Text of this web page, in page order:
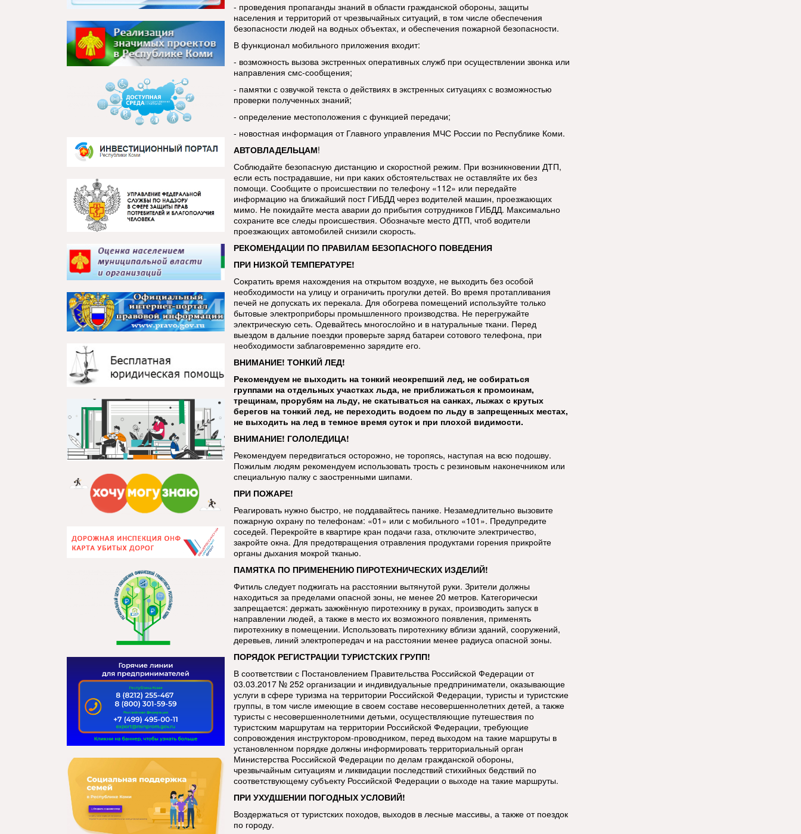
- проведения пропаганды знаний в области гражданской обороны, защиты
населения и территорий от чрезвычайных ситуаций, в том числе обеспечения
безопасности людей на водных объектах, и обеспечения пожарной безопасности.
В функционал мобильного приложения входит:
- возможность вызова экстренных оперативных служб при осуществлении звонка или
направления смс-сообщения;
- памятки с озвучкой текста о действиях в экстренных ситуациях с возможностью
проверки полученных знаний;
- определение местоположения с функцией передачи;
- новостная информация от Главного управления МЧС России по Республике Коми.
АВТОВЛАДЕЛЬЦАМ!
Соблюдайте безопасную дистанцию и скоростной режим. При возникновении ДТП,
если есть пострадавшие, ни при каких обстоятельствах не оставляйте их без
помощи. Сообщите о происшествии по телефону «112» или передайте
информацию на ближайший пост ГИБДД через водителей машин, проезжающих
мимо. Не покидайте места аварии до прибытия сотрудников ГИБДД. Максимально
сохраните все следы происшествия. Обозначьте место ДТП, чтоб водители
проезжающих автомобилей снизили скорость.
РЕКОМЕНДАЦИИ ПО ПРАВИЛАМ БЕЗОПАСНОГО ПОВЕДЕНИЯ
ПРИ НИЗКОЙ ТЕМПЕРАТУРЕ!
Сократить время нахождения на открытом воздухе, не выходить без особой
необходимости на улицу и ограничить прогулки детей. Во время протапливания
печей не допускать их перекала. Для обогрева помещений используйте только
бытовые электроприборы промышленного производства. Не перегружайте
электрическую сеть. Одевайтесь многослойно и в натуральные ткани. Перед
выездом в дальние поездки проверьте заряд батареи сотового телефона, при
необходимости заблаговременно зарядите его.
ВНИМАНИЕ! ТОНКИЙ ЛЕД!
Рекомендуем не выходить на тонкий неокрепший лед, не собираться
группами на отдельных участках льда, не приближаться к промоинам,
трещинам, прорубям на льду, не скатываться на санках, лыжах с крутых
берегов на тонкий лед, не переходить водоем по льду в запрещенных местах,
не выходить на лед в темное время суток и при плохой видимости.
ВНИМАНИЕ! ГОЛОЛЕДИЦА!
Рекомендуем передвигаться осторожно, не торопясь, наступая на всю подошву.
Пожилым людям рекомендуем использовать трость с резиновым наконечником или
специальную палку с заостренными шипами.
ПРИ ПОЖАРЕ!
Реагировать нужно быстро, не поддавайтесь панике. Незамедлительно вызовите
пожарную охрану по телефонам: «01» или с мобильного «101». Предупредите
соседей. Перекройте в квартире кран подачи газа, отключите электричество,
закройте окна. Для предотвращения отравления продуктами горения прикройте
органы дыхания мокрой тканью.
ПАМЯТКА ПО ПРИМЕНЕНИЮ ПИРОТЕХНИЧЕСКИХ ИЗДЕЛИЙ!
Фитиль следует поджигать на расстоянии вытянутой руки. Зрители должны
находиться за пределами опасной зоны, не менее 20 метров. Категорически
запрещается: держать зажжённую пиротехнику в руках, производить запуск в
направлении людей, а также в место их возможного появления, применять
пиротехнику в помещении. Использовать пиротехнику вблизи зданий, сооружений,
деревьев, линий электропередач и на расстоянии менее радиуса опасной зоны.
ПОРЯДОК РЕГИСТРАЦИИ ТУРИСТСКИХ ГРУПП!
В соответствии с Постановлением Правительства Российской Федерации от
03.03.2017 № 252 организации и индивидуальные предприниматели, оказывающие
услуги в сфере туризма на территории Российской Федерации, туристы и туристские
группы, в том числе имеющие в своем составе несовершеннолетних детей, а также
туристы с несовершеннолетними детьми, осуществляющие путешествия по
туристским маршрутам на территории Российской Федерации, требующие
сопровождения инструктором-проводником, перед выходом на такие маршруты в
установленном порядке должны информировать территориальный орган
Министерства Российской Федерации по делам гражданской обороны,
чрезвычайным ситуациям и ликвидации последствий стихийных бедствий по
соответствующему субъекту Российской Федерации о выходе на такие маршруты.
ПРИ УХУДШЕНИИ ПОГОДНЫХ УСЛОВИЙ!
Воздержаться от туристских походов, выходов в лесные массивы, а также от поездок
по городу.